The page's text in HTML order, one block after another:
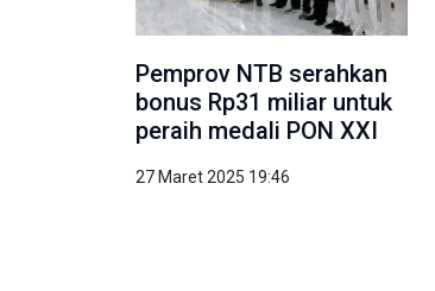
Pemprov NTB serahkan
bonus Rp31 miliar untuk
peraih medali PON XXI
27 Maret 2025 19:46